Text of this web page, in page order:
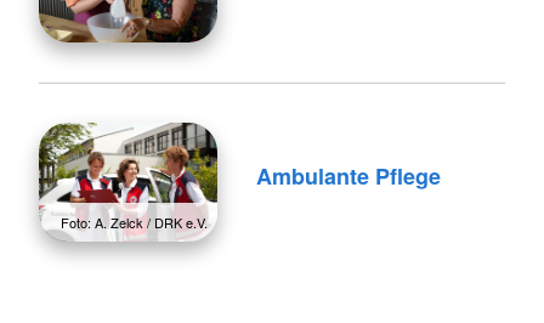
Foto: A. Zelck / DRK e.V.
Ambulante Pflege